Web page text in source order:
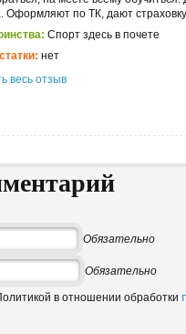
Оформляют по ТК, дают
Спорт здесь в почете
нет
весь отзыв
Обязательно
Обязательно
в отношении обработки